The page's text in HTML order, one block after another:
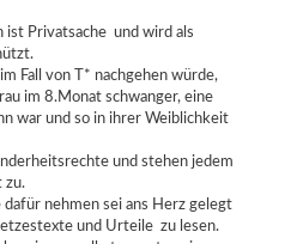
ist Privatsache und wird als
Fall von T* nachgehen würde,
im 8.Monat schwanger, eine
war und so in ihrer Weiblichkeit
und stehen jedem
zu.
nehmen sei ans Herz gelegt
und Urteile zu lesen.